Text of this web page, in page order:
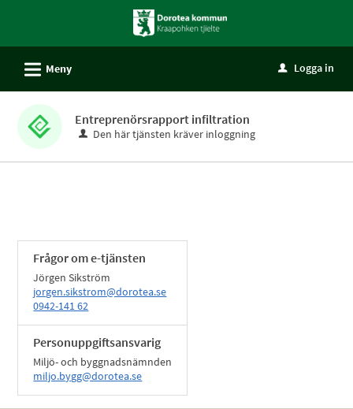
Dorotea
kommun
L Meny u Logga in
Entreprenörsrapport infiltration
Den här tjänsten kräver inloggning
Frågor om e-tjänsten
Jörgen Sikström
jorgen.sikstrom@dorotea.se
0942-141 62
Personuppgiftsansvarig
Miljö- och byggnadsnämnden
miljo.bygg@dorotea.se